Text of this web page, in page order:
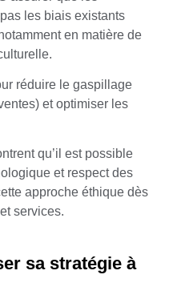
les biais existants
en matière de
réduire le gaspillage
et optimiser les
qu’il est possible
et respect des
approche éthique dès
services.
sa stratégie à